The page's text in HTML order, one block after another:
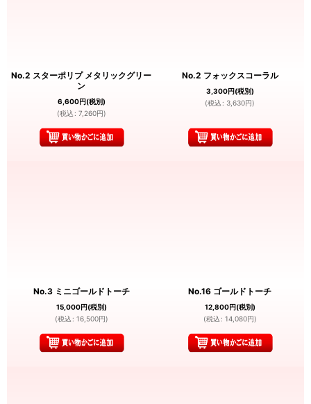
No.2 スターポリプ メタリックグリー
ン
6,600円(税別)
(税込 : 7,260円)
No.2 フォックスコーラル
3,300円(税別)
(税込 : 3,630円)
No.3 ミニゴールドトーチ
15,000円(税別)
(税込 : 16,500円)
No.16 ゴールドトーチ
12,800円(税別)
(税込 : 14,080円)